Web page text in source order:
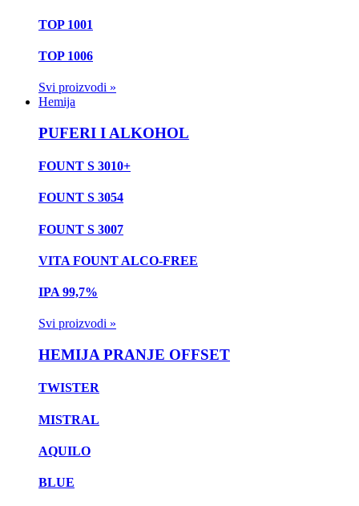
TOP 1001
TOP 1006
Svi proizvodi »
Hemija
PUFERI I ALKOHOL
FOUNT S 3010+
FOUNT S 3054
FOUNT S 3007
VITA FOUNT ALCO-FREE
IPA 99,7%
Svi proizvodi »
HEMIJA PRANJE OFFSET
TWISTER
MISTRAL
AQUILO
BLUE